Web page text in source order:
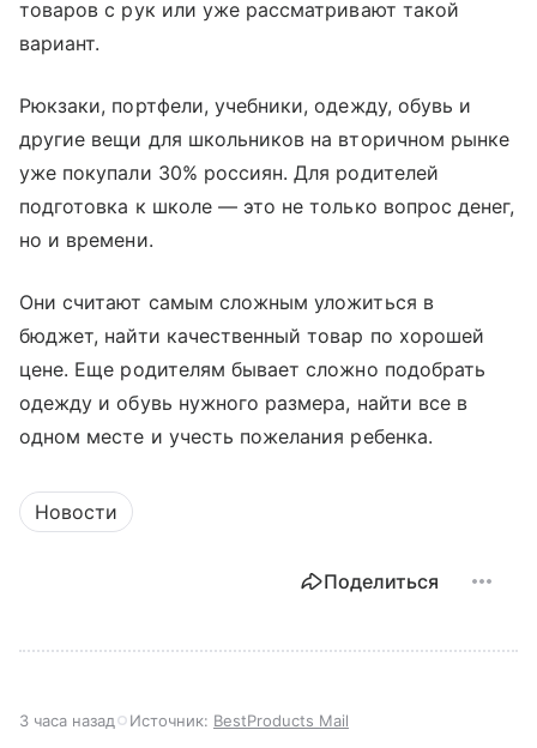
товаров с рук или уже рассматривают такой
вариант.
Рюкзаки, портфели, учебники, одежду, обувь и
другие вещи для школьников на вторичном рынке
уже покупали 30% россиян. Для родителей
подготовка к школе — это не только вопрос денег,
но и времени.
Они считают самым сложным уложиться в
бюджет, найти качественный товар по хорошей
цене. Еще родителям бывает сложно подобрать
одежду и обувь нужного размера, найти все в
одном месте и учесть пожелания ребенка.
Новости
Поделиться
3 часа назад Источник: BestProducts Mail